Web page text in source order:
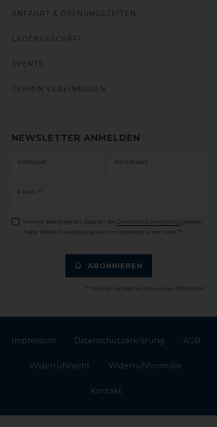
ANFAHRT & ÖFFNUNGSZEITEN
LADENGESCHÄFT
EVENTS
TERMIN VEREINBAREN
NEWSLETTER ANMELDEN
VORNAME NACHNAME
E-MAIL **
Newsletter
Hiermit bestätige ich, dass ich die Daten­schutz­erklärung gelesen
habe. Meine Einwilligung kann ich jederzeit widerrufen.**
ABONNIEREN
** Hierbei handelt es sich um ein Pflichtfeld.
Impressum Daten­schutz­erklärung AGB
Widerrufs­recht Widerrufs­formular
Kontakt